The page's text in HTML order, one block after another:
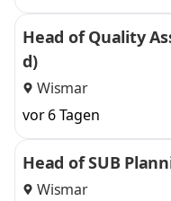
Head of Quality
d)
Wismar
vor 6 Tagen
Head of SUB
Wismar